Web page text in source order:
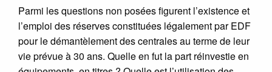
Parmi les questions non posées figurent l’existence et
l’emploi des réserves constituées légalement par EDF
pour le démantèlement des centrales au terme de leur
vie prévue à 30 ans. Quelle en fut la part réinvestie en